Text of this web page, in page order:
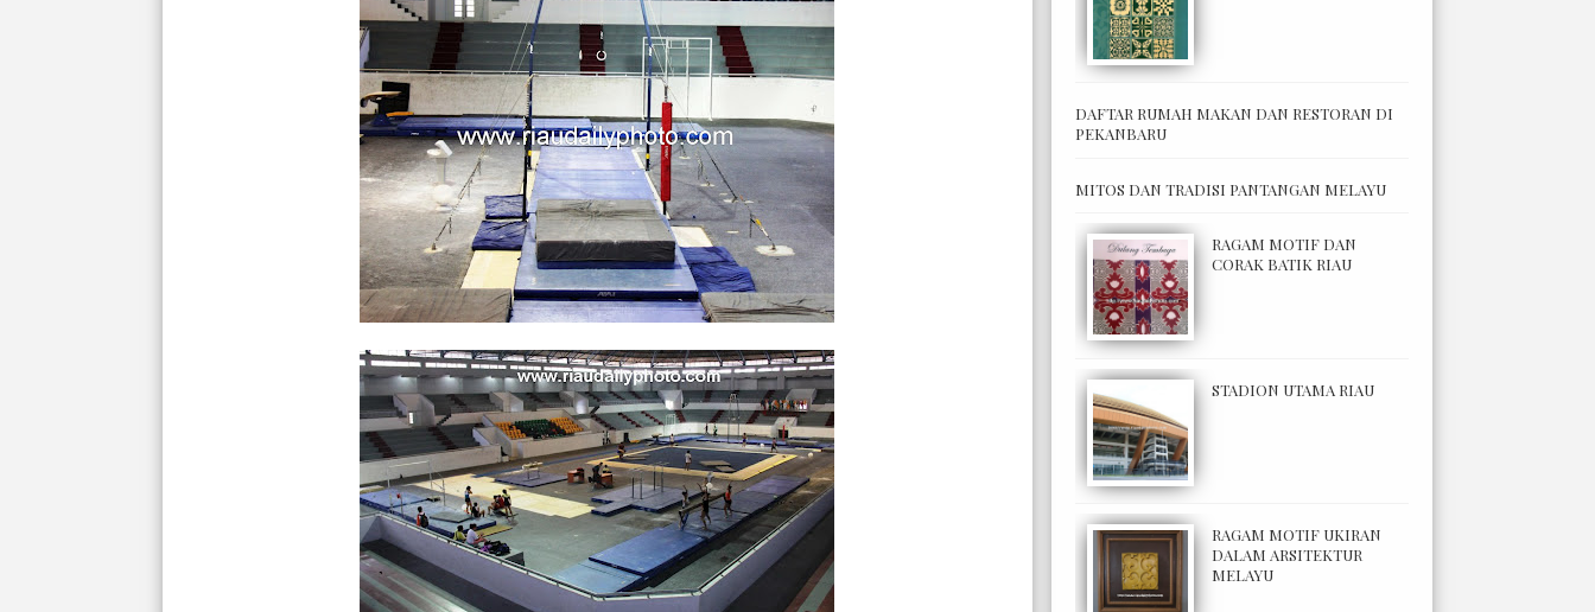
DAFTAR RUMAH MAKAN DAN RESTORAN DI
PEKANBARU
MITOS DAN TRADISI PANTANGAN MELAYU
RAGAM MOTIF DAN
CORAK BATIK RIAU
STADION UTAMA RIAU
RAGAM MOTIF UKIRAN
DALAM ARSITEKTUR
MELAYU